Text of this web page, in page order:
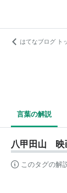
はてなブログ ト
言葉の解説
八甲田山 映
このタグの解